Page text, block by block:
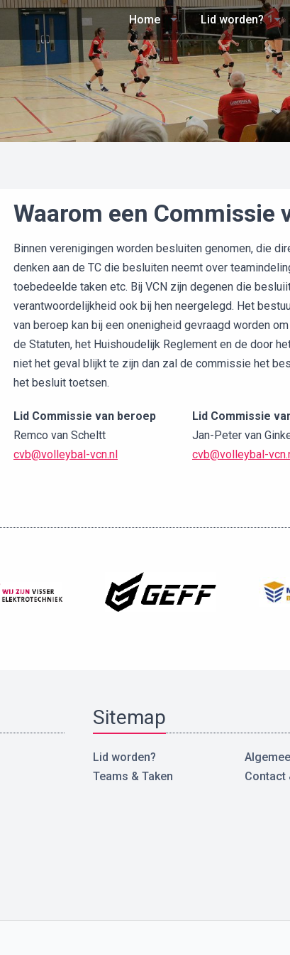
Home Lid worden?
Waarom een Commissie
Binnen verenigingen worden besluiten genomen, die
denken aan de TC die besluiten neemt over
toebedeelde taken etc. Bij VCN zijn degenen die
verantwoordelijkheid ook bij hen neergelegd. Het
van beroep kan bij een onenigheid gevraagd worden
de Statuten, het Huishoudelijk Reglement en de door
niet het geval blijkt te zijn dan zal de commissie het
het besluit toetsen.
Lid Commissie van beroep
Remco van Scheltt
cvb@volleybal-vcn.nl
Lid Commissie
Jan-Peter van
cvb@volleybal-
Sitemap
Lid worden?
Teams & Taken
Contact